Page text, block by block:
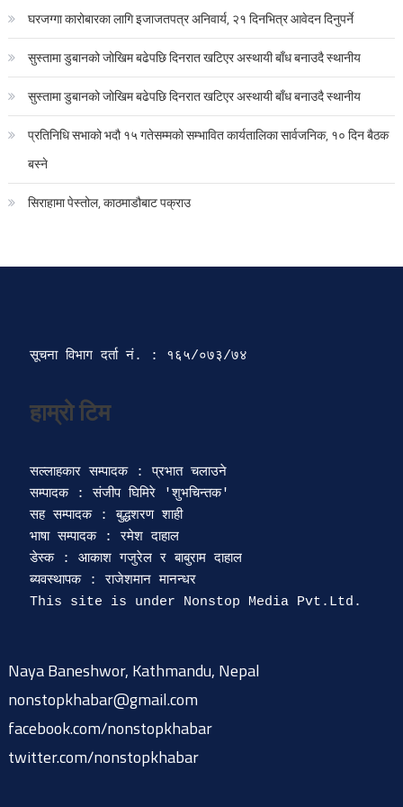
घरजग्गा कारोबारका लागि इजाजतपत्र अनिवार्य, २१ दिनभित्र आवेदन दिनुपर्ने
सुस्तामा डुबानको जोखिम बढेपछि दिनरात खटिएर अस्थायी बाँध बनाउदै स्थानीय
सुस्तामा डुबानको जोखिम बढेपछि दिनरात खटिएर अस्थायी बाँध बनाउदै स्थानीय
प्रतिनिधि सभाको भदौ १५ गतेसम्मको सम्भावित कार्यतालिका सार्वजनिक, १० दिन बैठक
बस्ने
सिराहामा पेस्तोल, काठमाडौबाट पक्राउ
सूचना विभाग दर्ता‍ नं. : १६५/०७३/७४
हाम्रो टिम
सल्लाहकार सम्पादक : प्रभात चलाउने
सम्पादक : संजीप घिमिरे 'शुभचिन्तक'
सह सम्पादक : बुद्धशरण शाही
भाषा सम्पादक : रमेश दाहाल
डेस्क : आकाश गजुरेल र बाबुराम दाहाल
ब्यवस्थापक : राजेशमान मानन्धर
Naya Baneshwor, Kathmandu, Nepal
nonstopkhabar@gmail.com
facebook.com/nonstopkhabar
twitter.com/nonstopkhabar